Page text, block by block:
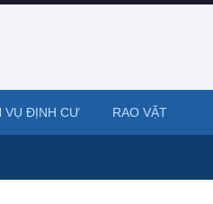
VỤ ĐỊNH CƯ RAO VẶT